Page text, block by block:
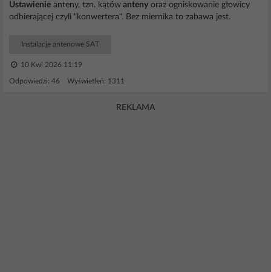
Ustawienie anteny, tzn. kątów anteny oraz ogniskowanie głowicy
odbierającej czyli "konwertera". Bez miernika to zabawa jest.
Instalacje antenowe SAT
10 Kwi 2026 11:19
Odpowiedzi: 46 Wyświetleń: 1311
REKLAMA